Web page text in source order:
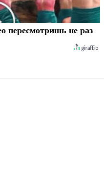
пересмотришь не раз